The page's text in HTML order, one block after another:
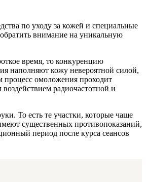
по уходу за кожей и специальные
внимание на уникальную
время, то конкуренцию
наполняют кожу невероятной силой,
процесс омоложения проходит
радиочастотной и
То есть те участки, которые чаще
существенных противопоказаний,
период после курса сеансов